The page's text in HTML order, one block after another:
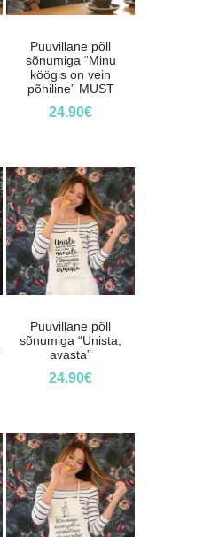
Puuvillane põll
sõnumiga “Minu
köögis on vein
põhiline” MUST
24.90€
Puuvillane põll
sõnumiga “Unista,
avasta”
24.90€